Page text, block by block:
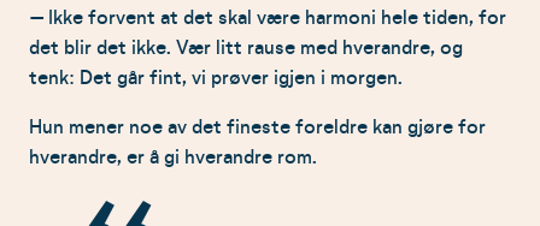
– Ikke forvent at det skal være harmoni hele tiden, for
det blir det ikke. Vær litt rause med hverandre, og
tenk: Det går fint, vi prøver igjen i morgen.
Hun mener noe av det fineste foreldre kan gjøre for
hverandre, er å gi hverandre rom.